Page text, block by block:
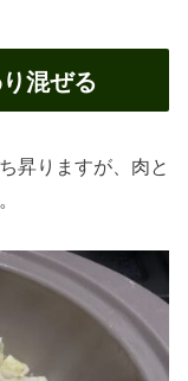
混ぜる
昇りますが、肉と